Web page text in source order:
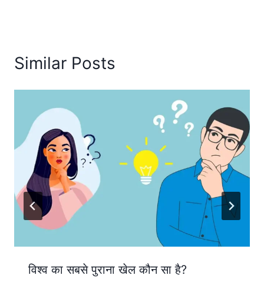
Similar Posts
विश्व का सबसे पुराना खेल कौन सा है?